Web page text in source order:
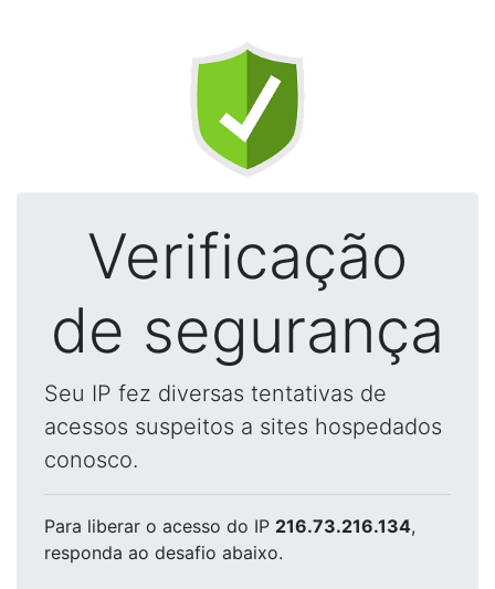
Verificação
de segurança
Seu IP fez diversas tentativas de
acessos suspeitos a sites hospedados
conosco.
Para liberar o acesso do IP 216.73.216.134,
responda ao desafio abaixo.